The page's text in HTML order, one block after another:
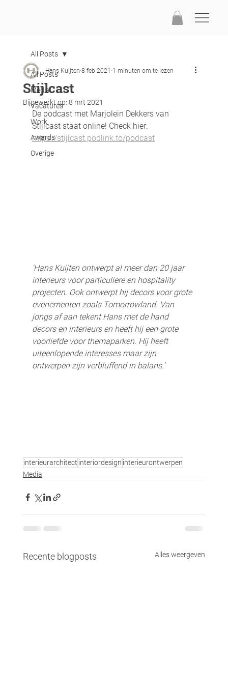
All Posts
Media
Vacatures
Work
Awards
Overige
All Posts
Stijlcast
Hans Kuijten 8 feb 2021 1 minuten om te lezen
Bijgewerkt op: 8 mrt 2021
De podcast met Marjolein Dekkers van
Stijlcast staat online! Check hier:
https://stijlcast.podlink.to/podcast
'Hans Kuijten ontwerpt al meer dan 20 jaar
interieurs voor particuliere en hospitality
projecten. Ook ontwerpt hij decors voor grote
evenementen zoals Tomorrowland. Van
jongs af aan tekent Hans met de hand
decors en interieurs en heeft hij een grote
voorliefde voor themaparken. Hij heeft
uiteenlopende interesses maar zijn
ontwerpen zijn verbluffend in balans.'
interieurarchitect interiordesign interieurontwerpen
Media
Recente blogposts Alles weergeven